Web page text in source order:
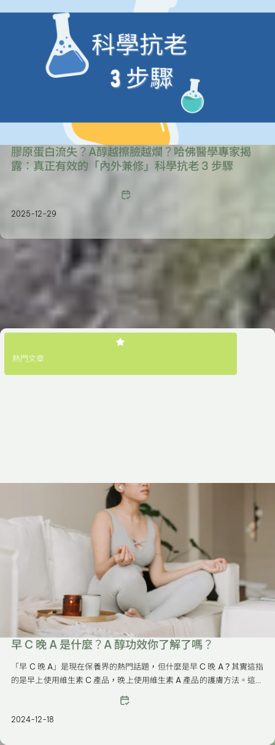
膠原蛋白流失？A醇越擦臉越爛？哈佛醫學專家揭
露：真正有效的「內外兼修」科學抗老 3 步驟
2025-12-29
熱門文章
早 C 晚 A 是什麼？A 醇功效你了解了嗎？
「早 C 晚 A」是現在保養界的熱門話題，但什麼是早 C 晚 A？其實這指
的是早上使用維生素 C 產品，晚上使用維生素 A 產品的護膚方法。這種
搭配的目的在於利用維生素 C 和 A 的不同功效，達到亮白、抗老、增強
2024-12-18
熱門文章